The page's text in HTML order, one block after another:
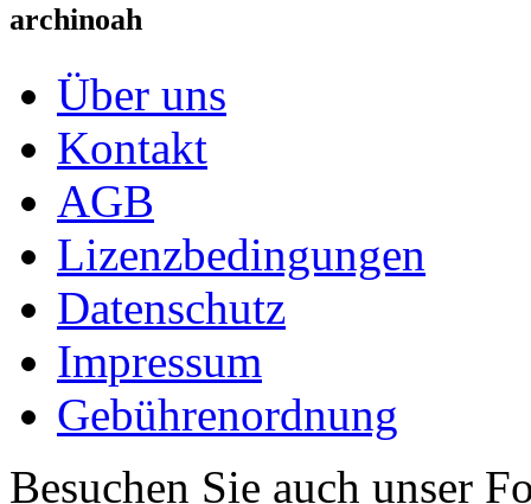
archinoah
Über uns
Kontakt
AGB
Lizenzbedingungen
Datenschutz
Impressum
Gebührenordnung
Besuchen Sie auch unser